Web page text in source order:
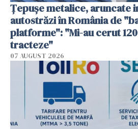
Țepușe metalice, aruncate
autostrăzi în România de
platforme": "Mi-au cerut
tracteze"
07 AUGUST 2026